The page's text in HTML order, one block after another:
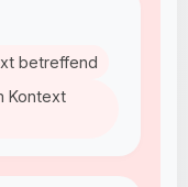
betreffend
Kontext